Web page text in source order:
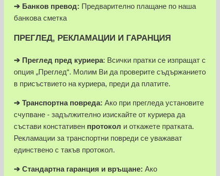
➔ Банков превод: Предварително плащане по наша
банкова сметка
ПРЕГЛЕД, РЕКЛАМАЦИИ И ГАРАНЦИЯ
➔ Преглед пред куриера: Всички пратки се изпращат с
опция „Преглед“. Молим Ви да проверите съдържанието
в присъствието на куриера, преди да платите.
➔ Транспортна повреда: Ако при прегледа установите
счупване - задължително изискайте от куриера да
състави констативен протокол и откажете пратката.
Рекламации за транспортни повреди се уважават
единствено с такъв протокол.
➔ Стандартна гаранция и връщане: Ако